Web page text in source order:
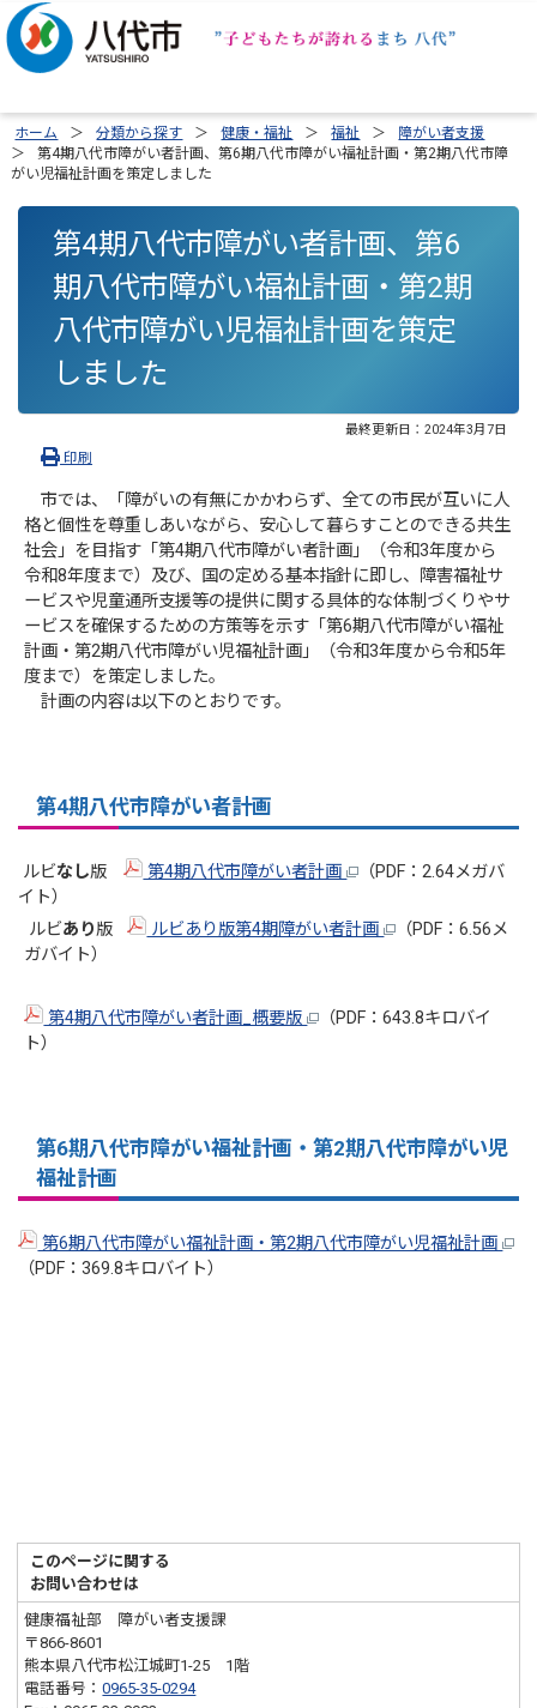
ホーム 分類から探す 健康・福祉 福祉
障がい者支援
第4期八代市障がい者計画、第6期八代市障がい福祉計画・第2期八代市障
がい児福祉計画を策定しました
第4期八代市障がい者計画、第6
期八代市障がい福祉計画・第2期
八代市障がい児福祉計画を策定
しました
最終更新日： 2024年3月7日
印刷
市では、「障がいの有無にかかわらず、全ての市民が互いに人
格と個性を尊重しあいながら、安心して暮らすことのできる共生
社会」を目指す「第4期八代市障がい者計画」（令和3年度から
令和8年度まで）及び、国の定める基本指針に即し、障害福祉サ
ービスや児童通所支援等の提供に関する具体的な体制づくりやサ
ービスを確保するための方策等を示す「第6期八代市障がい福祉
計画・第2期八代市障がい児福祉計画」（令和3年度から令和5年
度まで）を策定しました。
計画の内容は以下のとおりです。
第4期八代市障がい者計画
ルビなし版 第4期八代市障がい者計画
（PDF：2.64メガバ
イト）
ルビあり版 ルビあり版第4期障がい者計画
（PDF：6.56メ
ガバイト）
第4期八代市障がい者計画_概要版
（PDF：643.8キロバイ
ト）
第6期八代市障がい福祉計画・第2期八代市障がい児
福祉計画
第6期八代市障がい福祉計画・第2期八代市障がい児福祉計画
（PDF：369.8キロバイト）
このページに関する
お問い合わせは
健康福祉部 障がい者支援課
〒866-8601
熊本県八代市松江城町1-25 1階
電話番号：0965-35-0294